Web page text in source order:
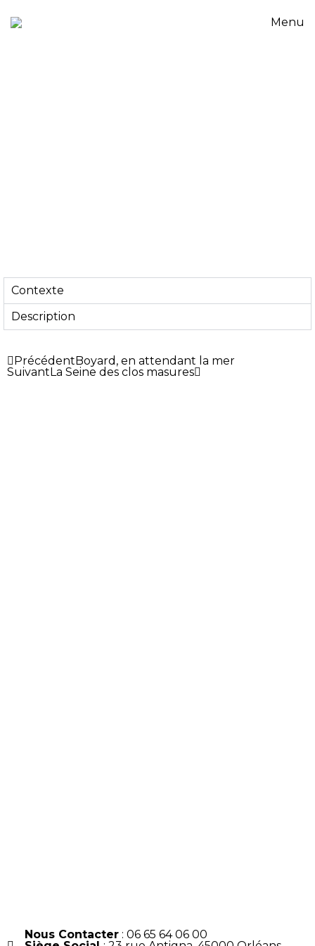
Menu
Contexte
Description
PrécédentBoyard, en attendant la mer
SuivantLa Seine des clos masures
Nous Contacter : 06 65 64 06 00